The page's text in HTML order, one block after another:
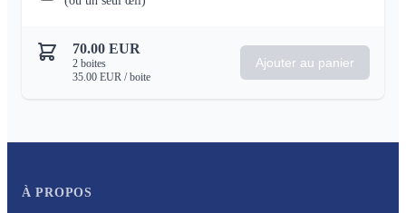
70.00 EUR
2 boites
35.00 EUR / boite
Ajouter au panier
À PROPOS